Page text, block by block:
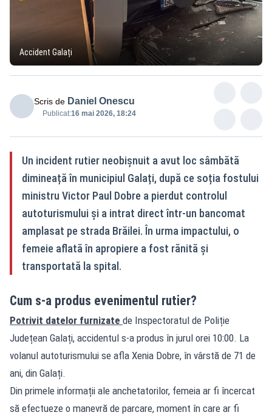
Accident Galați
Scris de Daniel Onescu
Publicat:16 mai 2026, 18:24
Un incident rutier neobișnuit a avut loc sâmbătă
dimineață în municipiul Galați, după ce soția fostului
ministru Victor Paul Dobre a pierdut controlul
autoturismului și a intrat direct într-un bancomat
amplasat pe strada Brăilei. În urma impactului, o
femeie aflată în apropiere a fost rănită și
transportată la spital.
Cum s-a produs evenimentul rutier?
Potrivit datelor furnizate de Inspectoratul de Poliție
Județean Galați, accidentul s-a produs în jurul orei 10:00. La
volanul autoturismului se afla Xenia Dobre, în vârstă de 71 de
ani, din Galați.
Din primele informații ale anchetatorilor, femeia ar fi încercat
să efectueze o manevră de parcare, moment în care ar fi